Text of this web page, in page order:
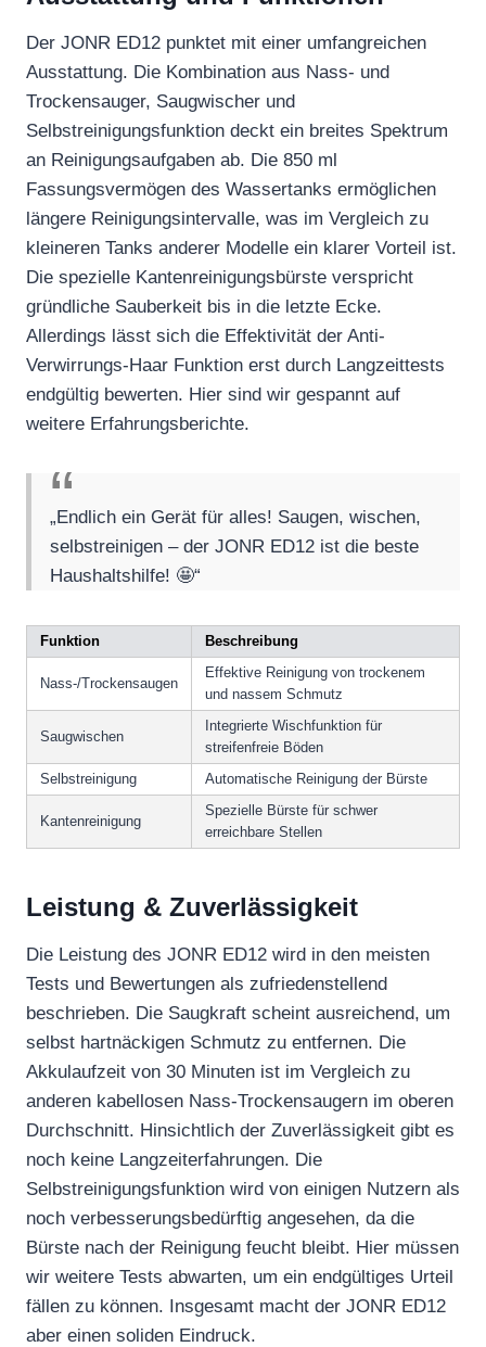
Der JONR ED12 punktet mit einer umfangreichen
Ausstattung. Die Kombination aus Nass- und
Trockensauger, Saugwischer und
Selbstreinigungsfunktion deckt ein breites Spektrum
an Reinigungsaufgaben ab. Die 850 ml
Fassungsvermögen des Wassertanks ermöglichen
längere Reinigungsintervalle, was im Vergleich zu
kleineren Tanks anderer Modelle ein klarer Vorteil ist.
Die spezielle Kantenreinigungsbürste verspricht
gründliche Sauberkeit bis in die letzte Ecke.
Allerdings lässt sich die Effektivität der Anti-
Verwirrungs-Haar Funktion erst durch Langzeittests
endgültig bewerten. Hier sind wir gespannt auf
weitere Erfahrungsberichte.
„Endlich ein Gerät für alles! Saugen, wischen,
selbstreinigen – der JONR ED12 ist die beste
Haushaltshilfe! 🤩“
Funktion Beschreibung
Nass-/Trockensaugen
Effektive Reinigung von trockenem
und nassem Schmutz
Saugwischen
Integrierte Wischfunktion für
streifenfreie Böden
Selbstreinigung
Automatische Reinigung der Bürste
Kantenreinigung
Spezielle Bürste für schwer
erreichbare Stellen
Leistung & Zuverlässigkeit
Die Leistung des JONR ED12 wird in den meisten
Tests und Bewertungen als zufriedenstellend
beschrieben. Die Saugkraft scheint ausreichend, um
selbst hartnäckigen Schmutz zu entfernen. Die
Akkulaufzeit von 30 Minuten ist im Vergleich zu
anderen kabellosen Nass-Trockensaugern im oberen
Durchschnitt. Hinsichtlich der Zuverlässigkeit gibt es
noch keine Langzeiterfahrungen. Die
Selbstreinigungsfunktion wird von einigen Nutzern als
noch verbesserungsbedürftig angesehen, da die
Bürste nach der Reinigung feucht bleibt. Hier müssen
wir weitere Tests abwarten, um ein endgültiges Urteil
fällen zu können. Insgesamt macht der JONR ED12
aber einen soliden Eindruck.